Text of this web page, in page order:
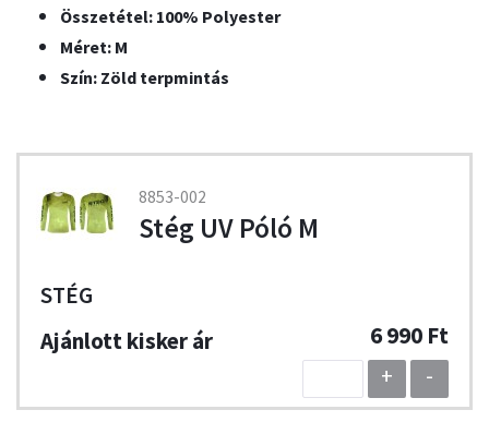
Összetétel: 100% Polyester
Méret: M
Szín: Zöld terpmintás
8853-002
Stég UV Póló M
STÉG
6 990 Ft
+
-